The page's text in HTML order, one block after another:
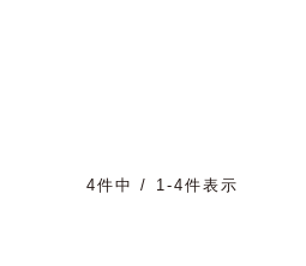
4件中 1-4件表示